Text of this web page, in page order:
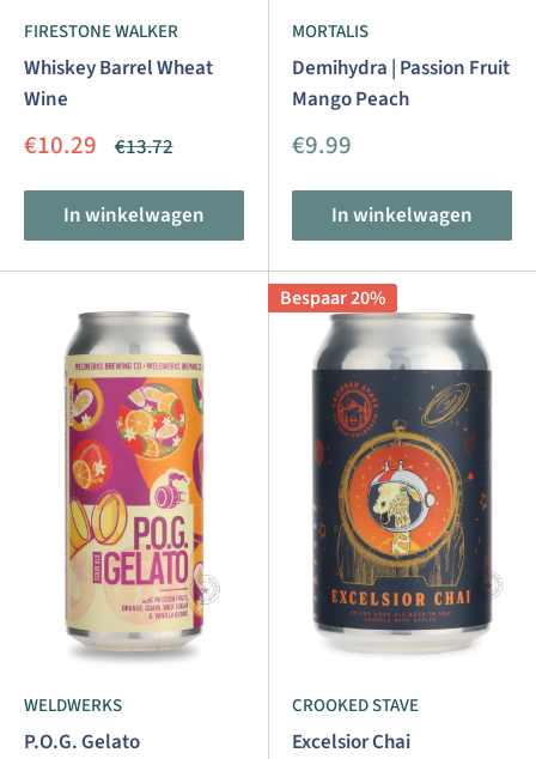
FIRESTONE WALKER
Whiskey Barrel Wheat
Wine
Aanbiedingsprijs
€10.29 Normale
€13.72
In winkelwagen
MORTALIS
Demihydra | Passion Fruit
Mango Peach
Aanbiedingsprijs
€9.99
In winkelwagen
WELDWERKS
P.O.G. Gelato
Bespaar 20%
CROOKED STAVE
Excelsior Chai